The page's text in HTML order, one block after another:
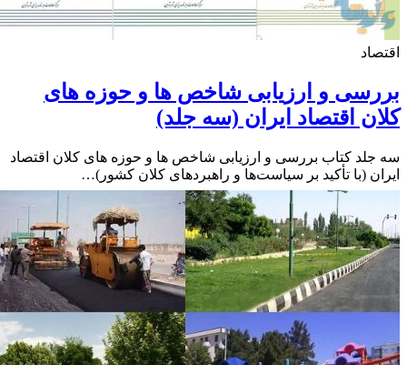
و ارزیابی شاخص ها و حوزه های
اقتصاد ایران (سه جلد)
کتاب بررسی و ارزیابی شاخص ها و حوزه های کلان اقتصاد
(با تأکید بر سیاست‌ها و راهبردهای کلان کشور)…